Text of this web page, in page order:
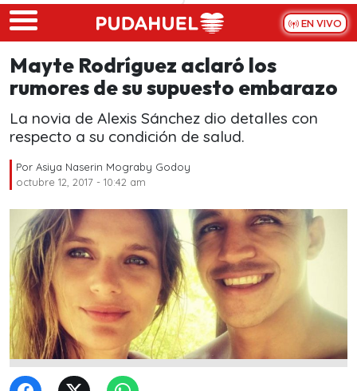
Skip to main content
EN VIVO
Mayte Rodríguez aclaró los
rumores de su supuesto embarazo
La novia de Alexis Sánchez dio detalles con
respecto a su condición de salud.
Por Asiya Naserin Mograby Godoy
octubre 12, 2017 - 10:42 am